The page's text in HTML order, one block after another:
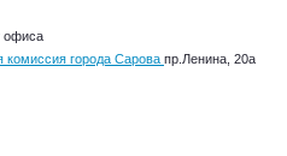
офиса
комиссия города Сарова пр.Ленина, 20а